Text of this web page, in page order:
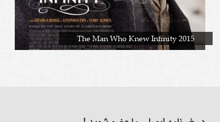
The Man Who Knew Infinity 2015